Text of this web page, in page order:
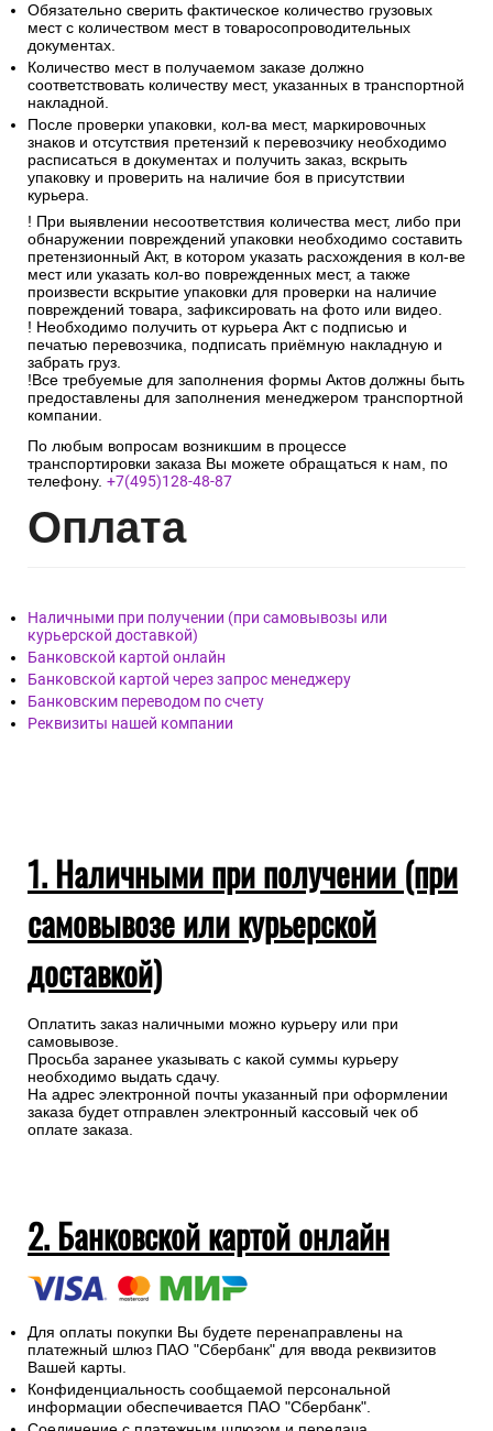
Обязательно сверить фактическое количество грузовых
мест с количеством мест в товаросопроводительных
документах.
Количество мест в получаемом заказе должно
соответствовать количеству мест, указанных в транспортной
накладной.
После проверки упаковки, кол-ва мест, маркировочных
знаков и отсутствия претензий к перевозчику необходимо
расписаться в документах и получить заказ, вскрыть
упаковку и проверить на наличие боя в присутствии
курьера.
! При выявлении несоответствия количества мест, либо при
обнаружении повреждений упаковки необходимо составить
претензионный Акт, в котором указать расхождения в кол-ве
мест или указать кол-во поврежденных мест, а также
произвести вскрытие упаковки для проверки на наличие
повреждений товара, зафиксировать на фото или видео.
! Необходимо получить от курьера Акт с подписью и
печатью перевозчика, подписать приёмную накладную и
забрать груз.
!Все требуемые для заполнения формы Актов должны быть
предоставлены для заполнения менеджером транспортной
компании.
По любым вопросам возникшим в процессе
транспортировки заказа Вы можете обращаться к нам, по
телефону. +7(495)128-48-87
Оплата
Наличными при получении (при самовывозы или
курьерской доставкой)
Банковской картой онлайн
Банковской картой через запрос менеджеру
Банковским переводом по счету
Реквизиты нашей компании
1. Наличными при получении (при
самовывозе или курьерской
доставкой)
Оплатить заказ наличными можно курьеру или при
самовывозе.
Просьба заранее указывать с какой суммы курьеру
необходимо выдать сдачу.
На адрес электронной почты указанный при оформлении
заказа будет отправлен электронный кассовый чек об
оплате заказа.
2. Банковской картой онлайн
Для оплаты покупки Вы будете перенаправлены на
платежный шлюз ПАО "Сбербанк" для ввода реквизитов
Вашей карты.
Конфиденциальность сообщаемой персональной
информации обеспечивается ПАО "Сбербанк".